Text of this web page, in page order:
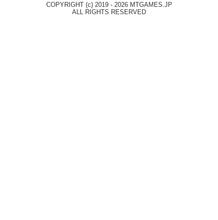
COPYRIGHT (c) 2019 - 2026 MTGAMES.JP
ALL RIGHTS RESERVED